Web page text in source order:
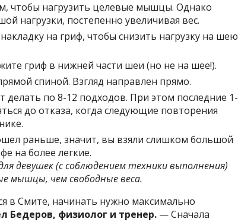
чтобы нагрузить целевые мышцы. Однако
нагрузки, постепенно увеличивая вес.
на гриф, чтобы снизить нагрузку на шею
гриф в нижней части шеи (но не на шее!).
спиной. Взгляд направлен прямо.
делать по 8-12 подходов. При этом последние 1-
до отказа, когда следующие повторения
раньше, значит, вы взяли слишком большой
на более легкие.
девушек(с соблюдениемтехники выполнения)
мышцы, чем свободные веса.
в Смите, начинать нужно максимально
Бедеров, физиолог и тренер. — Сначала